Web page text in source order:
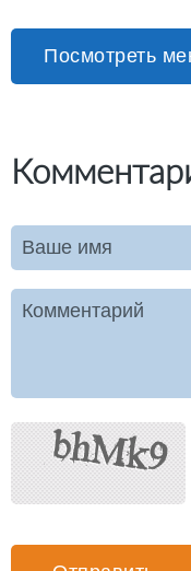
Посмотреть
Ваше имя
Комментарий